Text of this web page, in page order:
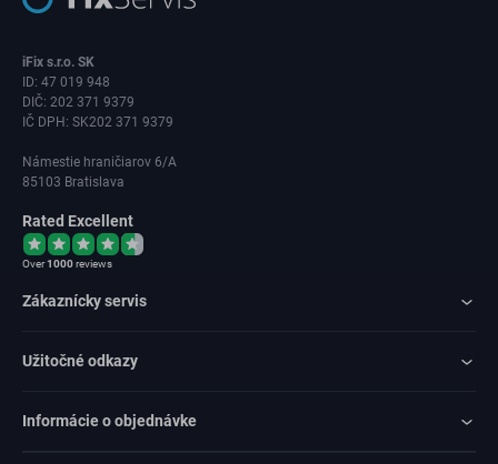
iFix s.r.o. SK
ID: 47 019 948
DIČ: 202 371 9379
IČ DPH: SK202 371 9379
Námestie hraničiarov 6/A
85103 Bratislava
Rated Excellent
Over1000reviews
Zákaznícky servis
Užitočné odkazy
Informácie o objednávke